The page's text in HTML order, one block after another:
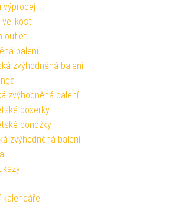
výprodej
velikost
outlet
balení
zvýhodněná balení
zvýhodněná balení
boxerky
ponožky
zvýhodněná balení
kalendáře